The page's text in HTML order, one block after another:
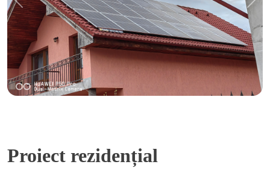
Previous
Proiect rezidențial